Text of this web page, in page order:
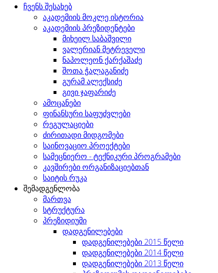
ჩვენს შესახებ
აკადემიის მოკლე ისტორია
აკადემიის პრეზიდენტები
მიხეილ საბაშვილი
ვალერიან მეტრეველი
ნაპოლეონ ქარქაშაძე
შოთა ჭალაგანიძე
გურამ ალექსიძე
გივი ჯაფარიძე
ამოცანები
ფინანსური საფუძვლები
რეგულაციები
ძირითადი მიდგომები
საინოვაციო პროექტები
სამეცნიერო - ტექნიკური პროგრამები
კავშირები ორგანიზაციებთან
საიტის რუკა
შემადგენლობა
მართვა
სტრუქტურა
პრეზიდიუმი
დადგენილებები
დადგენილებები 2015 წელი
დადგენილებები 2014 წელი
დადგენილებები 2013 წელი